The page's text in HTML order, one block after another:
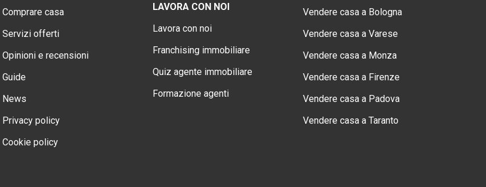
Comprare casa
Servizi offerti
Opinioni e recensioni
Guide
News
Privacy policy
Cookie policy
LAVORA CON NOI
Lavora con noi
Franchising immobiliare
Quiz agente immobiliare
Formazione agenti
Vendere casa a Bologna
Vendere casa a Varese
Vendere casa a Monza
Vendere casa a Firenze
Vendere casa a Padova
Vendere casa a Taranto